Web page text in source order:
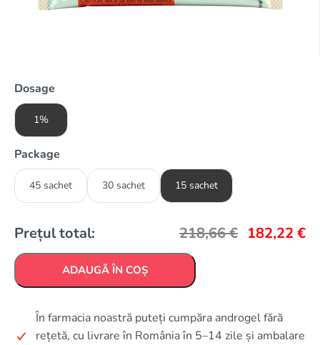
Dosage
1%
Package
45 sachet 30 sachet 15 sachet
Prețul total: 218,66€ 182,22 €
ADAUGĂ ÎN COȘ
În farmacia noastră puteți cumpăra androgel fără
rețetă, cu livrare în România în 5–14 zile și ambalare